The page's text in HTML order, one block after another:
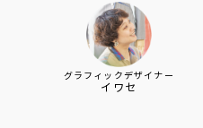
グラフィックデザイナー
イワセ